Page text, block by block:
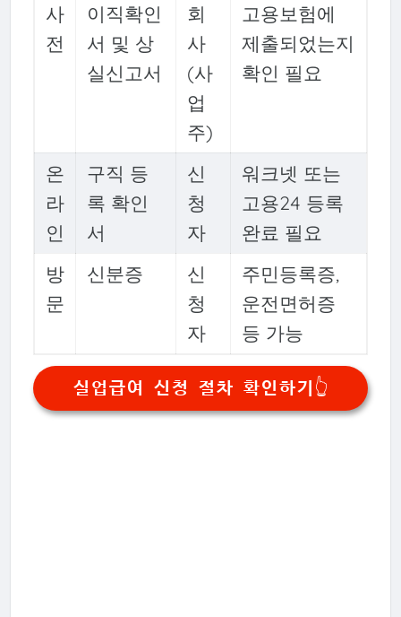
사
전
이직확인
서 및 상
실신고서
회
사
(사
업
주)
고용보험에
제출되었는지
확인 필요
온
라
인
구직 등
록 확인
서
신
청
자
워크넷 또는
고용24 등록
완료 필요
방
문
신분증
신
청
자
주민등록증,
운전면허증
등 가능
실업급여 신청 절차 확인하기👆